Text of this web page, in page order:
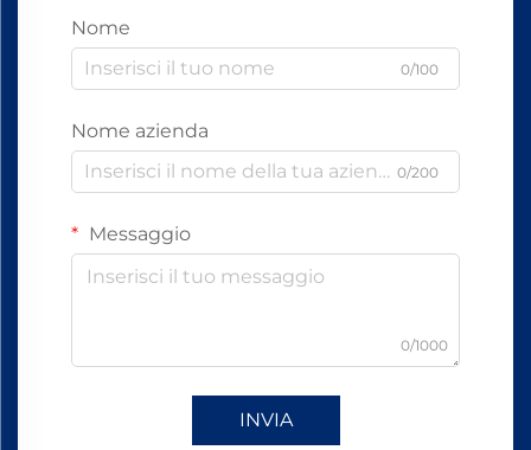
Nome
0/100
Nome azienda
0/200
Messaggio
0/1000
INVIA